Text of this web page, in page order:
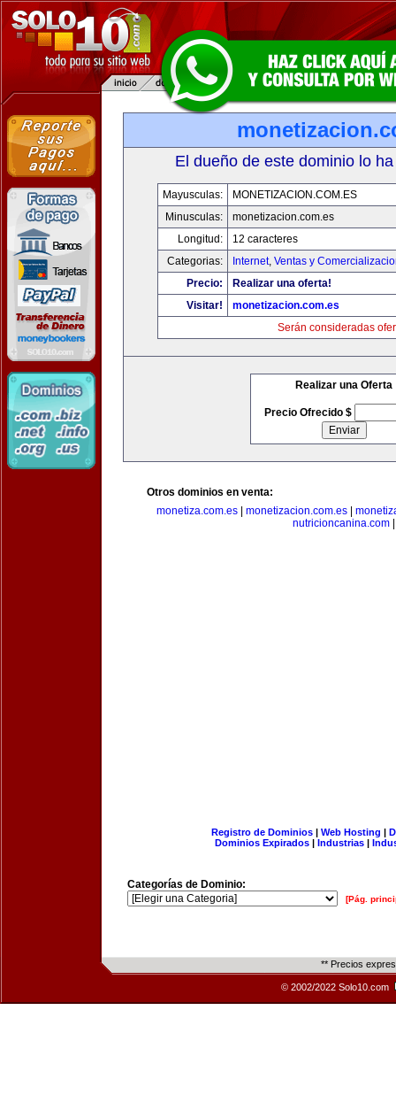
El dueño de este dominio lo
Mayusculas:
MONETIZACION.COM.ES
Minusculas:
monetizacion.com.es
Longitud:
12 caracteres
Categorias:
Internet, Ventas y
Precio:
Realizar una oferta!
Visitar!
monetizacion.com.es
Serán consideradas
Realizar una Oferta
Precio Ofrecido $
Otros dominios en venta:
monetiza.com.es| monetizacion.com.es|
nutricioncanina.com
Registro de Dominios| Web Hosting |
Dominios Expirados | Industrias |
Categorías de Dominio:
[Pág.
** Precios
© 2002/2022 Solo10.com